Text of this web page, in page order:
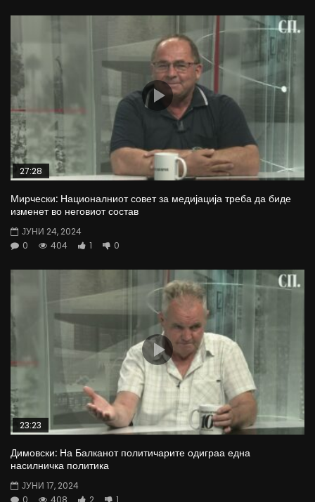
27:28
Мирчески: Националниот совет за медијација треба да биде
изменет во неговиот состав
ЈУНИ 24, 2024
0
404 1 0
23:23
Димовски: На Балканот политичарите одиграа една
насилничка политика
ЈУНИ 17, 2024
0
408 2 1